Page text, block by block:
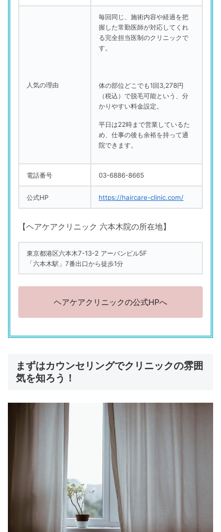
人気の理由
毎回同じ、施術内容や経過を把
握した常勤医師が対応してくれ
る完全担当医制のクリニックで
す。
体の部位どこでも1回3,278円
（税込）で脱毛可能という、分
かりやすい料金設定。
平日は22時まで営業しているた
め、仕事の後も余裕を持って通
院できます。
電話番号 03-6886-8665
公式HP https://haircare-clinic.com/
【ヘアケアクリニック 六本木院の所在地】
東京都港区六本木7-13-2 アーバンビル5F
「六本木駅」7番出口から徒歩1分
ヘアケアクリニックの公式HPへ
まずはカウンセリングでクリニックの雰囲
気を知ろう！